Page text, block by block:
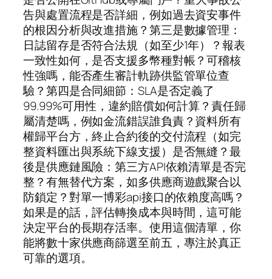
告與處置流程是否詳細，例如過去資安事件
的根因分析與改進措施？第三是數據管理：
日誌留存是否符合法規（如至少1年）？報表
一致性如何，是否支援多幣種對帳？可稽核
性強嗎，能否產生審計軌跡供監管單位查
驗？第四是合同細節：SLA是否定義了
99.99%可用性，違約賠償如何計算？責任歸
屬清楚嗎，例如金流錯誤誰負責？資料所有
權歸平台方，終止合約後的交付流程（如完
整資料匯出與系統下線支援）是否無縫？最
後是供應鏈風險：第三方API依賴清單是否完
整？有無替代方案，如多供應商遊戲聚合以
防鎖定？對單一博彩api接口的依賴度高嗎？
如果是的話，評估轉換成本與時間，這可能
決定平台的長期存活率。使用這個清單，你
能將數十家供應商篩選至前五，專注於真正
可靠的選項。